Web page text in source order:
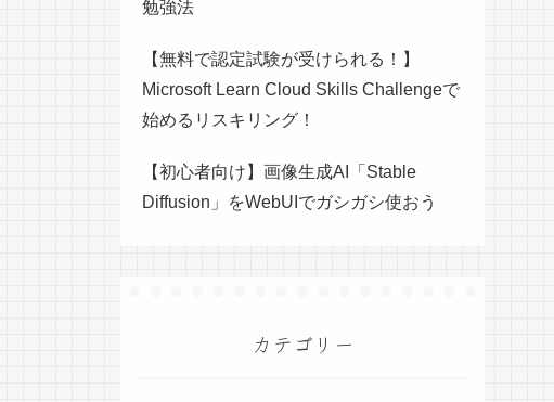
勉強法
【無料で認定試験が受けられる！】
Microsoft Learn Cloud Skills Challengeで
始めるリスキリング！
【初心者向け】画像生成AI「Stable
Diffusion」をWebUIでガシガシ使おう
カテゴリー